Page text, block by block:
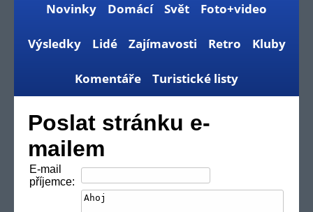
Novinky Domácí Svět Foto+video
Výsledky Lidé Zajímavosti Retro Kluby
Komentáře Turistické listy
Poslat stránku e-
mailem
E-mail
příjemce: